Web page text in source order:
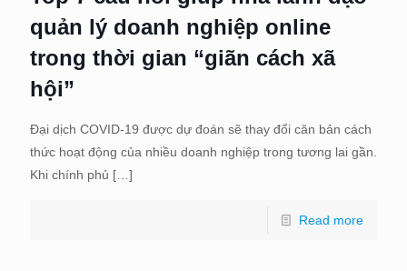
quản lý doanh nghiệp online
trong thời gian “giãn cách xã
hội”
Đại dịch COVID-19 được dự đoán ​​sẽ thay đổi căn bản cách
thức hoạt động của nhiều doanh nghiệp trong tương lai gần.
Khi chính phủ […]
Read more